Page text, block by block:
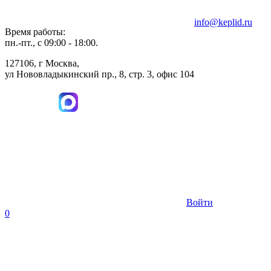
Время работы:
пн.-пт., с 09:00 - 18:00.
127106, г Москва,
ул Нововладыкинский пр., 8, стр. 3, офис 104
info@keplid.ru
Войти
0